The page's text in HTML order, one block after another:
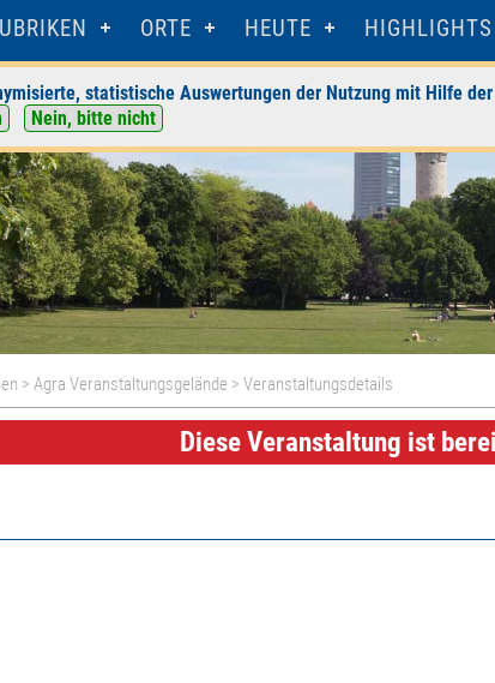
ORTE HEUTE HIGHLIGHTS
statistische Auswertungen der Nutzung mit Hilfe
Nein, bitte nicht
>Agra Veranstaltungsgelände > Veranstaltungsdetails
Diese Veranstaltung ist